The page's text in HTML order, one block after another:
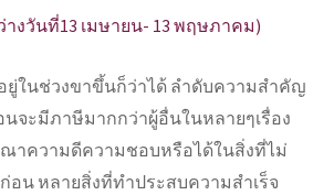
างวันที่13 เมษายน- 13 พฤษภาคม)
ยู่ในช่วงขาขึ้นก็ว่าได้ ลำดับความสำคัญ
นจะมีภาษีมากกว่าผู้อื่นในหลายๆเรื่อง
ณาความดีความชอบหรือได้ในสิ่งที่ไม่
น หลายสิ่งที่ทำประสบความสำเร็จ